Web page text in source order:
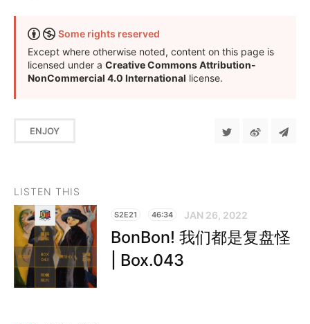
Some rights reserved
Except where otherwise noted, content on this page is
licensed under a Creative Commons Attribution-
NonCommercial 4.0 International license.
ENJOY
LISTEN THIS
S2E21 46:34 JAN 26, 2022
BonBon! 我们都是复盘怪
| Box.043